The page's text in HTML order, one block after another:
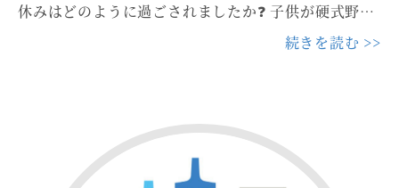
休みはどのように過ごされましたか❓ 子供が硬式野…
続きを読む >>